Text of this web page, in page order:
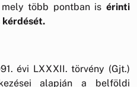
több pontban is érinti
kérdését.
évi LXXXII. törvény (Gjt.)
alapján a belföldi